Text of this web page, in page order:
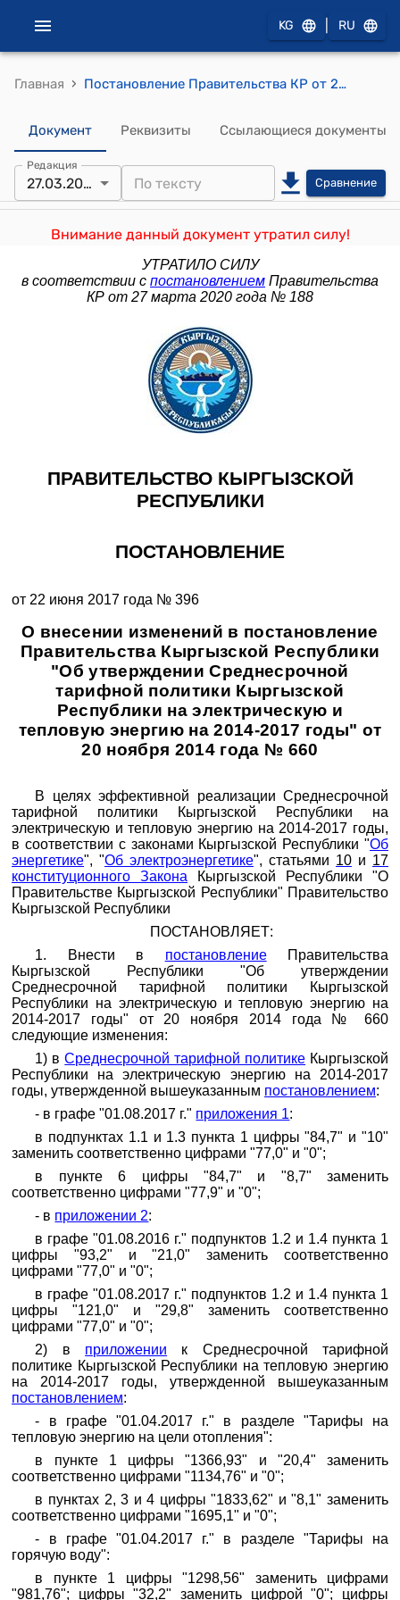
KG RU
Главная › Постановление Правительства КР от 22 июня 2017 года № 396 "О внесении изменений в постановление Правительства Кыргызской Республики "Об утверждении Среднесрочной тарифной политики Кыргызской Республики на электрическую и тепловую энергию на 2014-2017 годы" от 20 ноября 2014 года № 660"
Документ Реквизиты Ссылающиеся документы
Редакция
27.03.2020 Сравнение
Внимание данный документ утратил силу!